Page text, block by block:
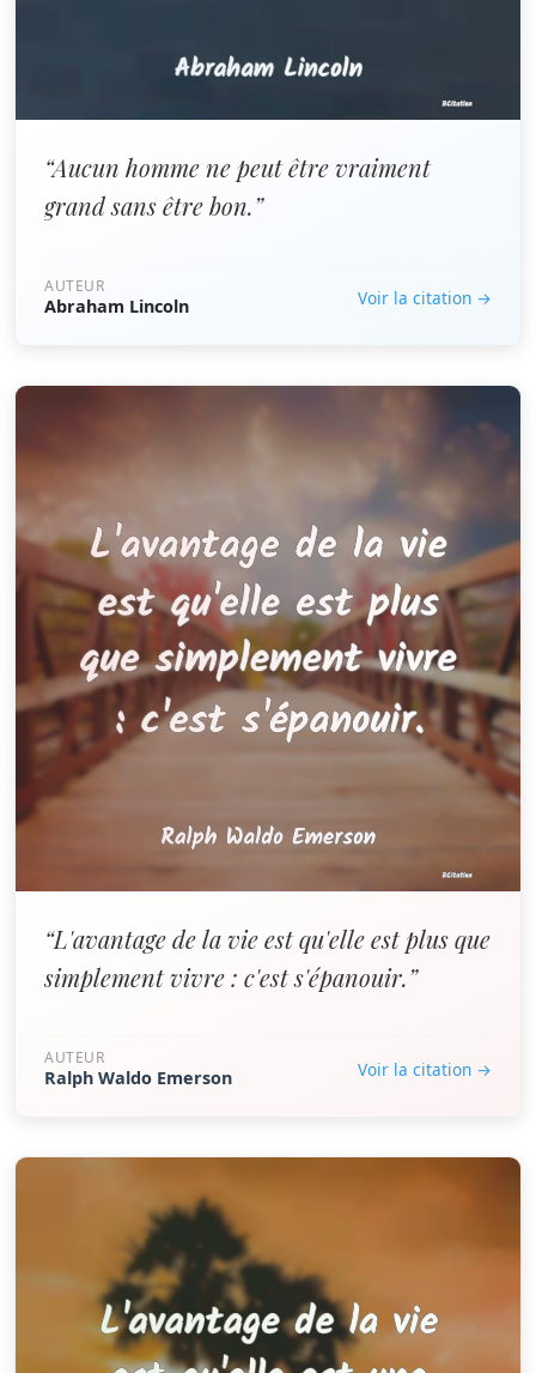
“Aucun homme ne peut être vraiment
grand sans être bon.”
AUTEUR
Abraham Lincoln Voir la citation →
“L'avantage de la vie est qu'elle est plus que
simplement vivre : c'est s'épanouir.”
AUTEUR
Ralph Waldo Emerson Voir la citation →